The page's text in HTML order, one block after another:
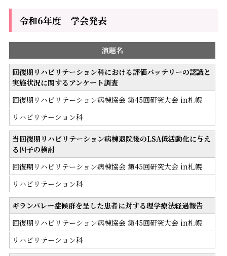
令和6年度 学会発表
演題名
回復期リハビリテーション科における評価バッテリーの認識と
実施状況に関するアンケート調査
回復期リハビリテーション病棟協会 第45回研究大会 in札幌
リハビリテーション科
当回復期リハビリテーション病棟退院後のLSA低活動化に与え
る因子の検討
回復期リハビリテーション病棟協会 第45回研究大会 in札幌
リハビリテーション科
ギランバレー症候群を呈した患者に対する理学療法経過報告
回復期リハビリテーション病棟協会 第45回研究大会 in札幌
リハビリテーション科